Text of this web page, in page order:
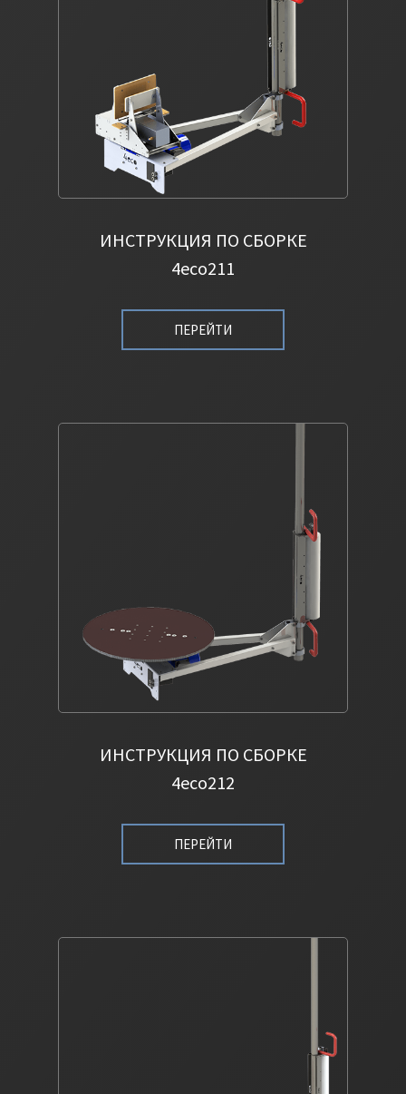
ИНСТРУКЦИЯ ПО СБОРКЕ
4eco212
ИНСТРУКЦИЯ ПО СБОРКЕ
4eco211
ПЕРЕЙТИ
ПЕРЕЙТИ